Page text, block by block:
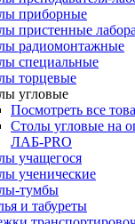
приборные
пристенные
радиомонтажные
специальные
торцевые
угловые
Посмотреть все
Столы угловые на
ЛАБ-PRO
учащегося
ученические
тумбы
и табуреты